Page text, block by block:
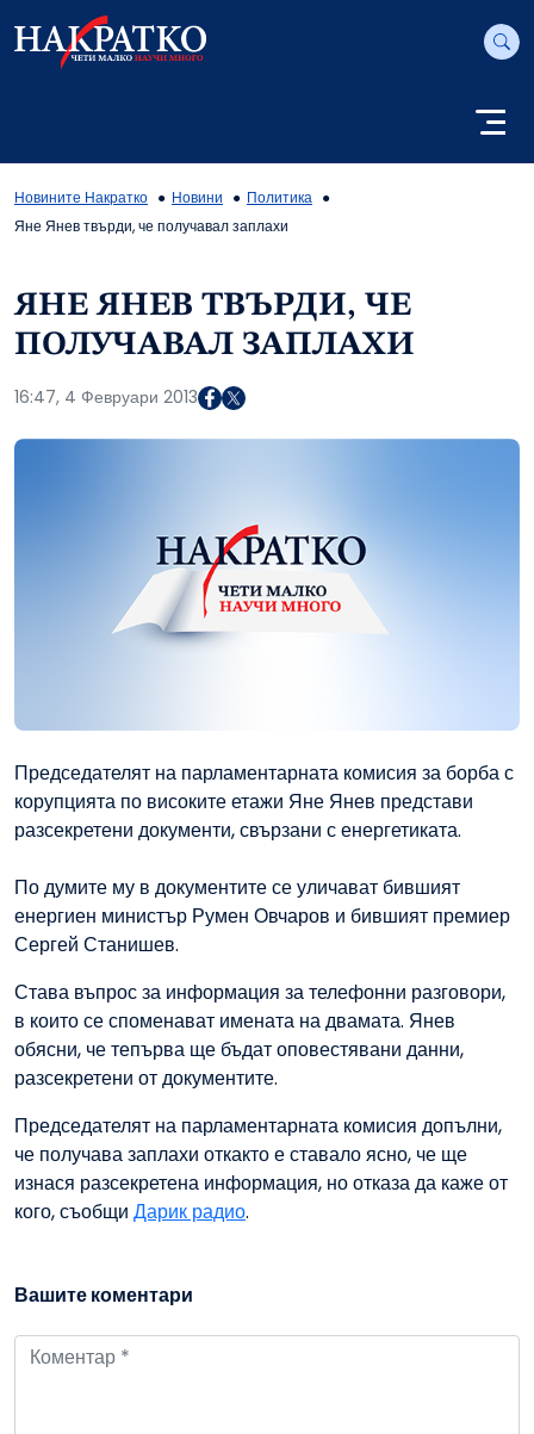
Новините Накратко Новини
Политика
Яне Янев твърди, че получавал заплахи
ЯНЕ ЯНЕВ ТВЪРДИ, ЧЕ
ПОЛУЧАВАЛ ЗАПЛАХИ
16:47, 4 Февруари 2013
Председателят на парламентарната комисия за борба с
корупцията по високите етажи Яне Янев представи
разсекретени документи, свързани с енергетиката.
По думите му в документите се уличават бившият
енергиен министър Румен Овчаров и бившият премиер
Сергей Станишев.
Става въпрос за информация за телефонни разговори,
в които се споменават имената на двамата. Янев
обясни, че тепърва ще бъдат оповестявани данни,
разсекретени от документите.
Председателят на парламентарната комисия допълни,
че получава заплахи откакто е ставало ясно, че ще
изнася разсекретена информация, но отказа да каже от
кого, съобщи Дарик радио.
Вашите коментари